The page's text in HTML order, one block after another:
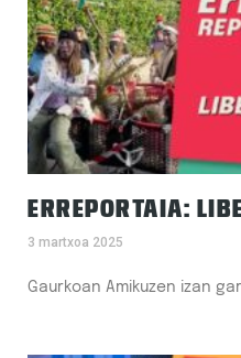
ERREPORTAIA:
3 martxoa 2025
Gaurkoan Amikuzen izan